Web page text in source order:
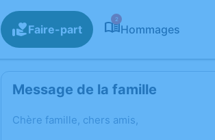
Faire-part
2
Hommages
Message de la famille
Chère famille, chers amis,